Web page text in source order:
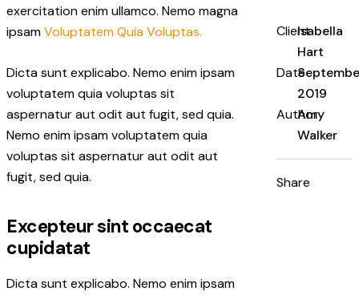
exercitation enim ullamco. Nemo magna
ipsamVoluptatem Quia Voluptas.
Dicta sunt explicabo. Nemo enim ipsam
voluptatem quia voluptas sit
aspernatur aut odit aut fugit, sed quia.
Nemo enim ipsam voluptatem quia
voluptas sit aspernatur aut odit aut
fugit, sed quia.
Excepteur sint occaecat
cupidatat
Dicta sunt explicabo. Nemo enim ipsam
ClientIsabella
Hart
Date
2019
Author
Amy
Walker
Share